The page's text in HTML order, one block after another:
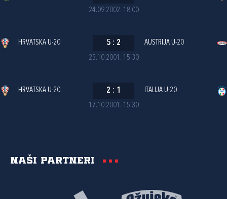
24.09.2002. 18:00
23.10.2001. 15:30
HRVATSKA U-20 5 : 2 AUSTRIJA U-20
17.10.2001. 15:30
HRVATSKA U-20 2 : 1 ITALIJA U-20
Naši partneri